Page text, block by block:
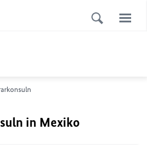
in Mexiko